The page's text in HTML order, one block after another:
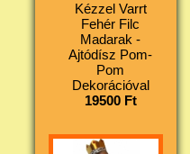
Kézzel Varrt
Fehér Filc
Madarak -
Ajtódísz Pom-
Pom
Dekorációval
19500 Ft